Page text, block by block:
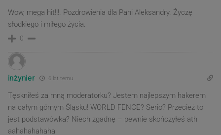
Wow, mega hit!!!. Pozdrowienia dla Pani Aleksandry. Życzę
słodkiego i miłego życia.
0
inżynier 6 lat temu
Tęskniłeś za mną moderatorku? Jestem najlepszym hakerem
na całym górnym Śląsku! WORLD FENCE? Serio? Przecież to
jest podstawówka? Niech zgadnę – pewnie skończyłeś ath
aahahahahaha